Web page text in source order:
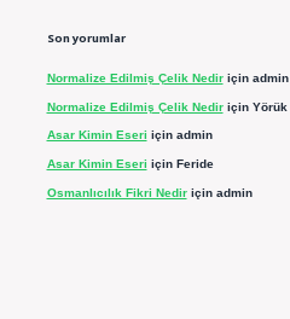
Son yorumlar
Normalize Edilmiş Çelik Nediriçin admin
Normalize Edilmiş Çelik Nediriçin Yörük
Asar Kimin Eseri için admin
Asar Kimin Eseri için Feride
Osmanlıcılık Fikri Nediriçin admin